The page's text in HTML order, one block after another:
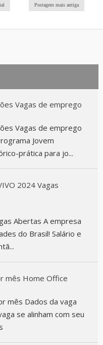
Postagem mais antiga
Vagas de emprego
Vagas de emprego
Jovem
prática para jo...
2024 Vagas
Abertas A empresa
do Brasil! Salário e
mês Home Office
mês Dados da vaga
se alinham com seu